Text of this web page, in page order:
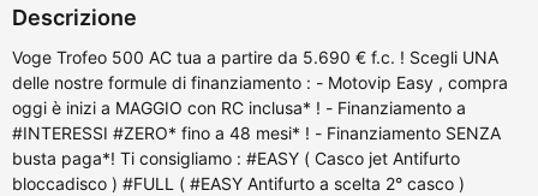
Descrizione
Voge Trofeo 500 AC tua a partire da 5.690 € f.c. ! Scegli UNA
delle nostre formule di finanziamento : - Motovip Easy , compra
oggi è inizi a MAGGIO con RC inclusa* ! - Finanziamento a
#INTERESSI #ZERO* fino a 48 mesi* ! - Finanziamento SENZA
busta paga*! Ti consigliamo : #EASY ( Casco jet Antifurto
bloccadisco ) #FULL ( #EASY Antifurto a scelta 2° casco )